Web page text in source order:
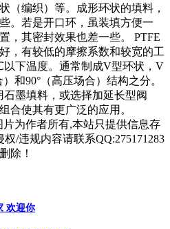
（编织）等。成形环状的填料，
。若是开口环，虽装填方便一
，其密封效果也差一些。 PTFE
，有较低的摩擦系数和较宽的工
下温度。通常制成V型环状，V
和90°（高压场合）结构之分。
墨填料，或选择加延长型阀
合使其有更广泛的应用。
片为作者所有,本站只提供信息存
/违规内容请联系QQ:275171283
删除！
欢迎你